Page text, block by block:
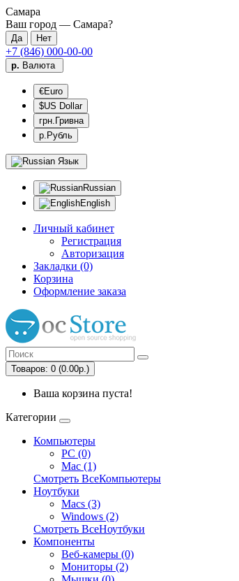
Самара
Ваш город — Самара?
+7 (846) 000-00-00
р. Валюта
€Euro
$US Dollar
грн.Гривна
р.Рубль
Язык
Russian
English
Личный кабинет
Регистрация
Авторизация
Закладки (0)
Корзина
Оформление заказа
Товаров: 0 (0.00р.)
Ваша корзина пуста!
Категории
Компьютеры
PC (0)
Mac (1)
Смотреть ВсеКомпьютеры
Ноутбуки
Macs (3)
Windows (2)
Смотреть ВсеНоутбуки
Компоненты
Веб-камеры (0)
Мониторы (2)